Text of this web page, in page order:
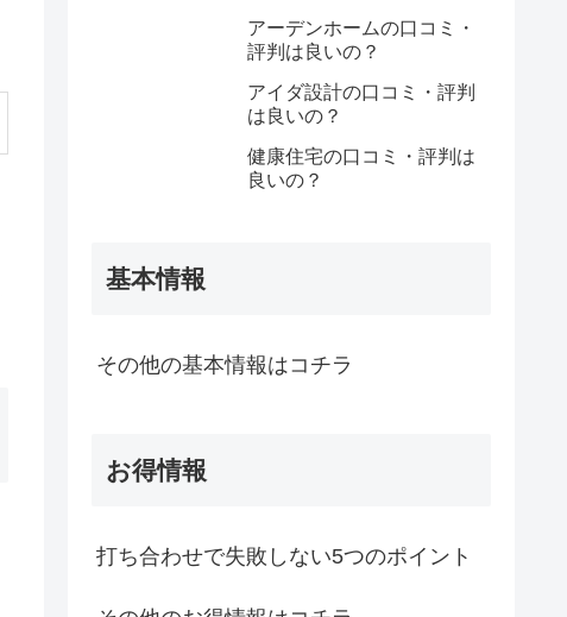
アーデンホームの口コミ・
評判は良いの？
アイダ設計の口コミ・評判
は良いの？
健康住宅の口コミ・評判は
良いの？
基本情報
その他の基本情報はコチラ
お得情報
打ち合わせで失敗しない5つのポイント